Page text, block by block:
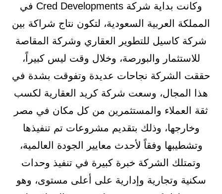
وكانت بداية شركة Cred Developments في
المملكة العربية السعودية، لتكون نتاج شراكة بين
شركة كاسيل للتطوير العقاري وشركة المقاصة
للاستثمار والبورصة، وخلال وقت ليس كبيراً،
حققت الشركة نجاحات عديدة وتفوقت بشدة في
هذا المجال، وسعت شركة كريد العقارية لكسب
ثقة العملاء والمستثمرين من كل مكان في مصر
وخارجها، وذلك بتقديم مشروعات تم تنفيذها
وتشطيبها وفقاً لأحدث معايير الجودة العالمية،
وتمتلك الشركة خبرة كبيرة في تنفيذ وحدات
سكنية وتجارية وإدارية على أعلى مستوى، وهو